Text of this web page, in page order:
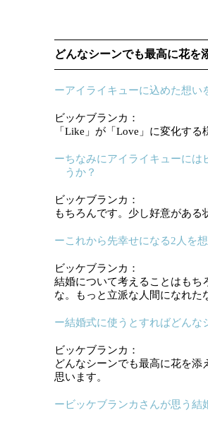
どんなシーンでも最高に花を
ーアイライキューに込めた想い
ビッケブランカ：
「Like」が「Love」に変化す
ーちなみにアイライキューには
うか？
ビッケブランカ：
もちろんです。少し好意がある
ーこれから先幸せになる2人を
ビッケブランカ：
結婚について考えることはもち
な。もっと立派な人間になれた
ー結婚式に使うとすればどんな
ビッケブランカ：
どんなシーンでも最高に花を添
思います。
ービッケブランカさんが思う結